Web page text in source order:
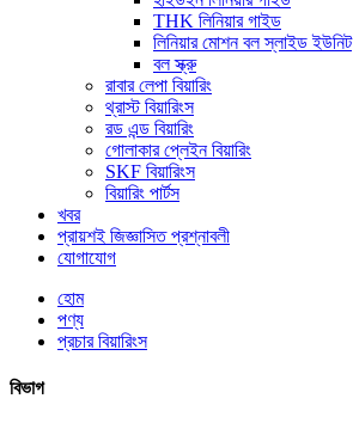
THK লিনিয়ার গাইড
লিনিয়ার মোশন বল স্লাইড ইউনিট
বল স্ক্রু
রাবার লেপা বিয়ারিং
থ্রাস্ট বিয়ারিংস
রড এন্ড বিয়ারিং
গোলাকার প্লেইন বিয়ারিং
SKF বিয়ারিংস
বিয়ারিং পার্টস
খবর
প্রায়শই জিজ্ঞাসিত প্রশ্নাবলী
যোগাযোগ
হোম
পণ্য
প্রচার বিয়ারিংস
বিভাগ